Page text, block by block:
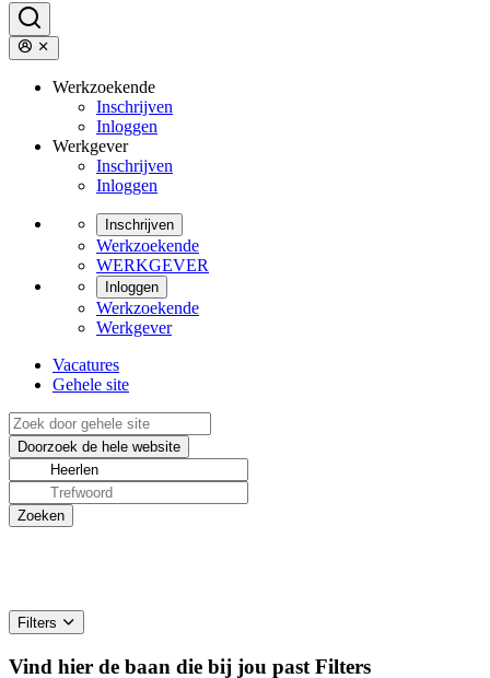
Werkzoekende
Inschrijven
Inloggen
Werkgever
Inschrijven
Inloggen
Inschrijven
Werkzoekende
WERKGEVER
Inloggen
Werkzoekende
Werkgever
Vacatures
Gehele site
Filters
Vind hier de baan die bij jou past Filters